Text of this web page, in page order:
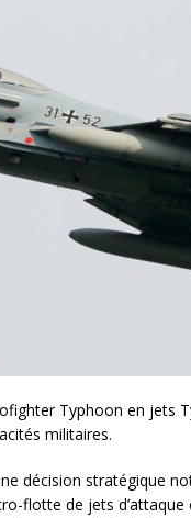
Typhoon en jets
militaires.
décision stratégique
flotte de jets d’attaque